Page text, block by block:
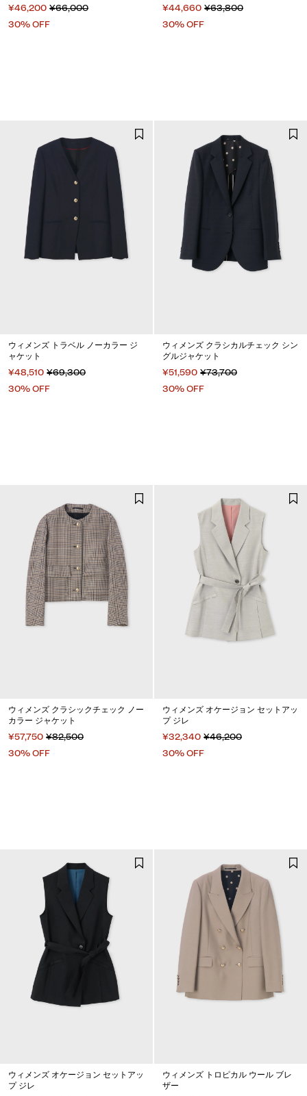
¥46,200 ¥66,000
30% OFF
¥44,660 ¥63,800
30% OFF
ウィメンズ トラベル ノーカラー ジ
ャケット
¥48,510 ¥69,300
30% OFF
ウィメンズ クラシカルチェック シン
グルジャケット
¥51,590 ¥73,700
30% OFF
ウィメンズ クラシックチェック ノー
カラー ジャケット
¥57,750 ¥82,500
30% OFF
ウィメンズ オケージョン セットアッ
プ ジレ
¥32,340 ¥46,200
30% OFF
ウィメンズ オケージョン セットアッ
プ ジレ
ウィメンズ トロピカル ウール ブレ
ザー